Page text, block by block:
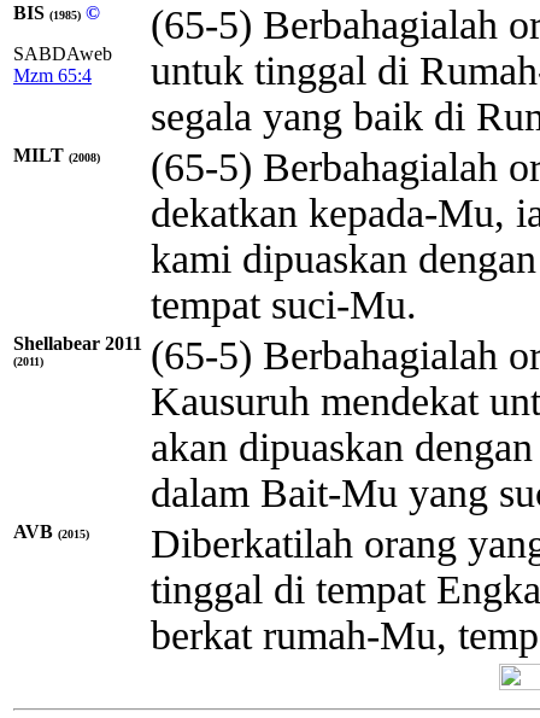
BIS (1985) ©
SABDAweb
Mzm 65:4
(65-5) Berbahagialah
untuk tinggal di
segala yang baik di
MILT (2008)
(65-5) Berbahagialah
dekatkan kepada-Mu,
kami dipuaskan
tempat suci-Mu.
Shellabear 2011
(2011)
(65-5) Berbahagialah
Kausuruh mendekat
akan dipuaskan
dalam Bait-Mu yang
AVB (2015)
Diberkatilah orang
tinggal di tempat
berkat rumah-Mu,